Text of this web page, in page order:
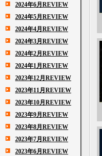
2024年6月REVIEW
2024年5月REVIEW
2024年4月REVIEW
2024年3月REVIEW
2024年2月REVIEW
2024年1月REVIEW
2023年12月REVIEW
2023年11月REVIEW
2023年10月REVIEW
2023年9月REVIEW
2023年8月REVIEW
2023年7月REVIEW
2023年6月REVIEW